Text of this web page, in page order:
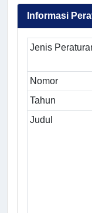
Informasi
Jenis
Nomor
Tahun
Judul